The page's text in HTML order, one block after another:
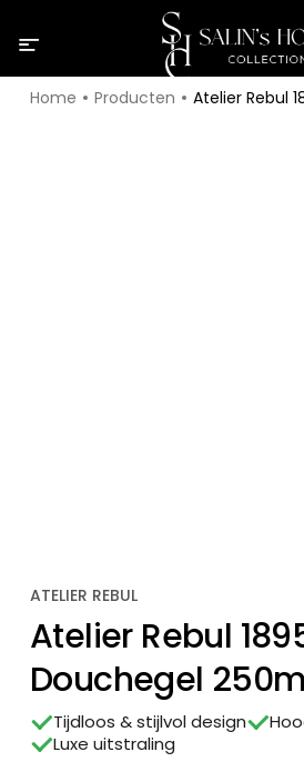
Home Producten Atelier Rebul
ATELIER REBUL
Atelier Rebul
Douchegel
Tijdloos & stijlvol design
Luxe uitstraling